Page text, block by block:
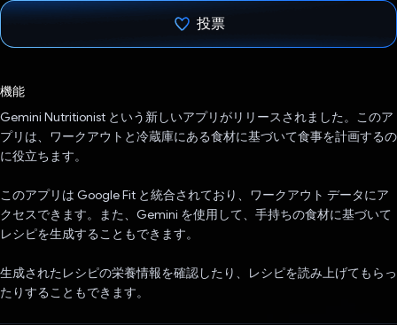
投票
機能
Gemini Nutritionist という新しいアプリがリリースされました。このア
プリは、ワークアウトと冷蔵庫にある食材に基づいて食事を計画するの
に役立ちます。
このアプリは Google Fit と統合されており、ワークアウト データにア
クセスできます。また、Gemini を使用して、手持ちの食材に基づいて
レシピを生成することもできます。
生成されたレシピの栄養情報を確認したり、レシピを読み上げてもらっ
たりすることもできます。